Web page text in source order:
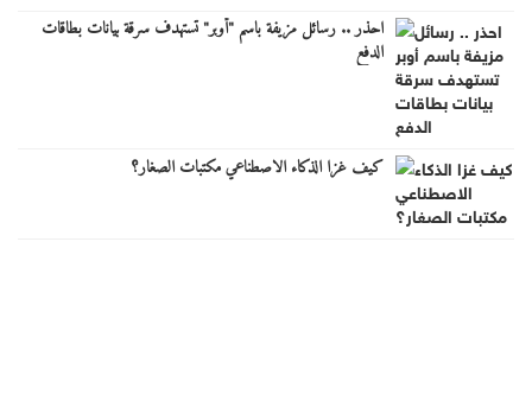
احذر .. رسائل مزيفة باسم "أوبر" تستهدف سرقة بيانات بطاقات
الدفع
كيف غزا الذكاء الاصطناعي مكتبات الصغار؟